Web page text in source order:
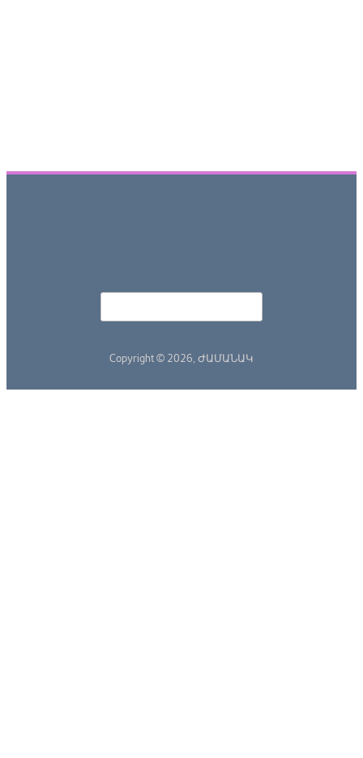
Copyright © 2026, ԺԱՄԱՆԱԿ